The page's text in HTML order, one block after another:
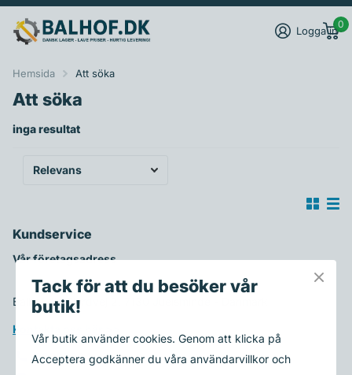
Logga in
0
Hemsida Att söka
Att söka
inga resultat
Kundservice
Vår företagsadress
Balhof.dk, Fjordvej 2, 7130 Juelsminde - Danmark
Kontakta oss här >>
22329994
Tack för att du besöker vår
butik!
Vår butik använder cookies. Genom att klicka på
Acceptera godkänner du våra användarvillkor och